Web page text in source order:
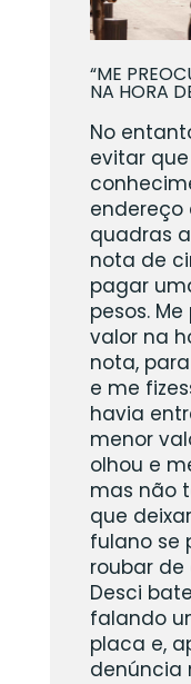
“ME
NA HORA
No
evitar
endereço
quadras
nota de
pagar
pesos.
valor na
nota,
e me
havia
menor
olhou e
mas não
que
fulano se
roubar
Desci
falando
placa e,
denúncia